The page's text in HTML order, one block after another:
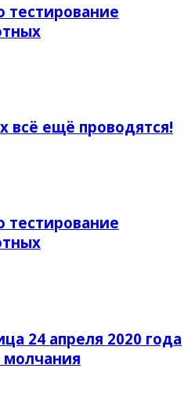
тестирование
ещё проводятся!
тестирование
24 апреля 2020 года
молчания